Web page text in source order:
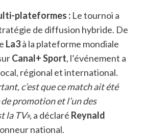
plateformes :Le tournoi a
de diffusion hybride. De
La3à la plateforme mondiale
Canal+ Sport, l’événement a
régional et international.
c’est que ce match ait été
promotion et l’un des
la TV»,a déclaré Reynald
national.